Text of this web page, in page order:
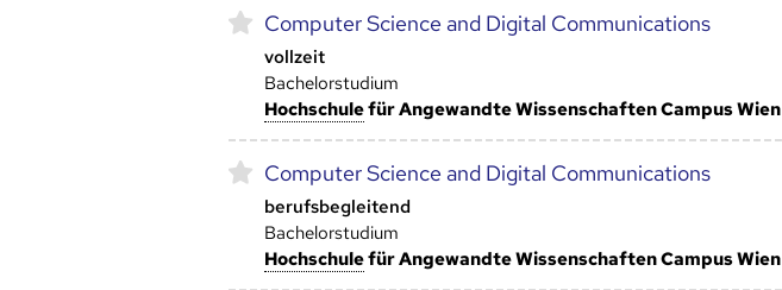
Computer Science and Digital Communications
vollzeit
Bachelorstudium
Hoch­schulefür Angewandte Wissenschaften Campus Wien
Computer Science and Digital Communications
berufsbegleitend
Bachelorstudium
Hoch­schulefür Angewandte Wissenschaften Campus Wien